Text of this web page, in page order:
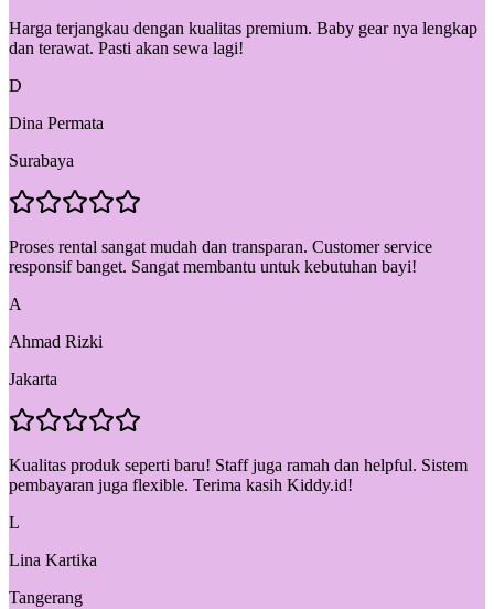
Harga terjangkau dengan kualitas premium. Baby gear nya lengkap
dan terawat. Pasti akan sewa lagi!
D
Dina Permata
Surabaya
Proses rental sangat mudah dan transparan. Customer service
responsif banget. Sangat membantu untuk kebutuhan bayi!
A
Ahmad Rizki
Jakarta
Kualitas produk seperti baru! Staff juga ramah dan helpful. Sistem
pembayaran juga flexible. Terima kasih Kiddy.id!
L
Lina Kartika
Tangerang